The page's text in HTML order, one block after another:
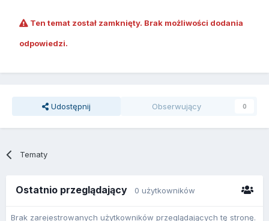
Ten temat został zamknięty. Brak możliwości dodania
odpowiedzi.
Udostępnij Obserwujący 0
Tematy
Ostatnio przeglądający 0 użytkowników
Brak zarejestrowanych użytkowników przeglądających tę stronę.